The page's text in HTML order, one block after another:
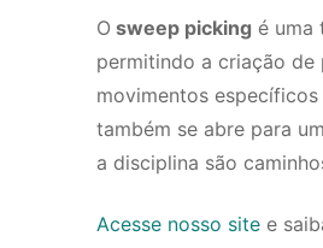
O sweep picking é uma
permitindo a criação de
movimentos
também se abre para
a disciplina são
Acesse nosso site e